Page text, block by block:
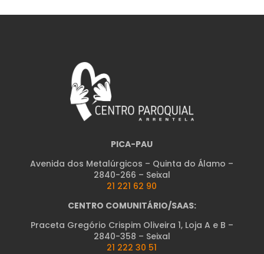
PICA-PAU
Avenida dos Metalúrgicos – Quinta do Álamo –
2840-266 – Seixal
21 221 62 90
CENTRO COMUNITÁRIO/SAAS:
Praceta Gregório Crispim Oliveira 1, Loja A e B –
2840-358 – Seixal
21 222 30 51